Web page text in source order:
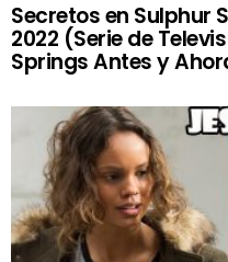
Secretos en Sulphur
2022 (Serie de
Springs Antes y